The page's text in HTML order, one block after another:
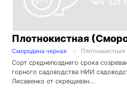
Плотнокистная
Смородина черная
Сорт среднепозднего срока
горного садоводства НИИ
Лисавенко от скрещиван...